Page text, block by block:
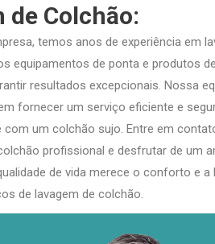
de Colchão:
temos anos de experiência em
equipamentos de ponta e produtos
resultados excepcionais. Nossa
fornecer um serviço eficiente e
com um colchão sujo. Entre em
profissional e desfrutar de um
de vida merece o conforto e
de lavagem de colchão.